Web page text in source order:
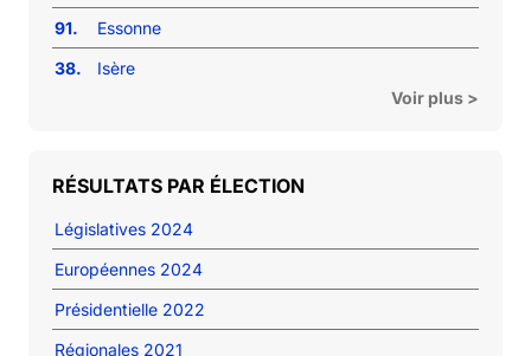
91.
Essonne
38.
Isère
Voir plus >
RÉSULTATS PAR ÉLECTION
Législatives 2024
Européennes 2024
Présidentielle 2022
Régionales 2021